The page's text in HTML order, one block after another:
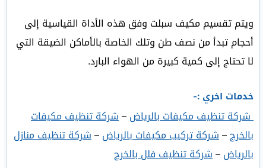
ويتم تقسيم مكيف سبلت وفق هذه الأداة القياسية إلى
أحجام تبدأ من نصف طن وتلك الخاصة بالأماكن الضيقة التي
لا تحتاج إلى كمية كبيرة من الهواء البارد.
خدمات اخري :-
شركة تنظيف مكيفات بالرياض–شركة تنظيف مكيفات
بالخرج–شركة تركيب مكيفات بالرياض–شركة تنظيف منازل
بالرياض–شركة تنظيف فلل بالخرج